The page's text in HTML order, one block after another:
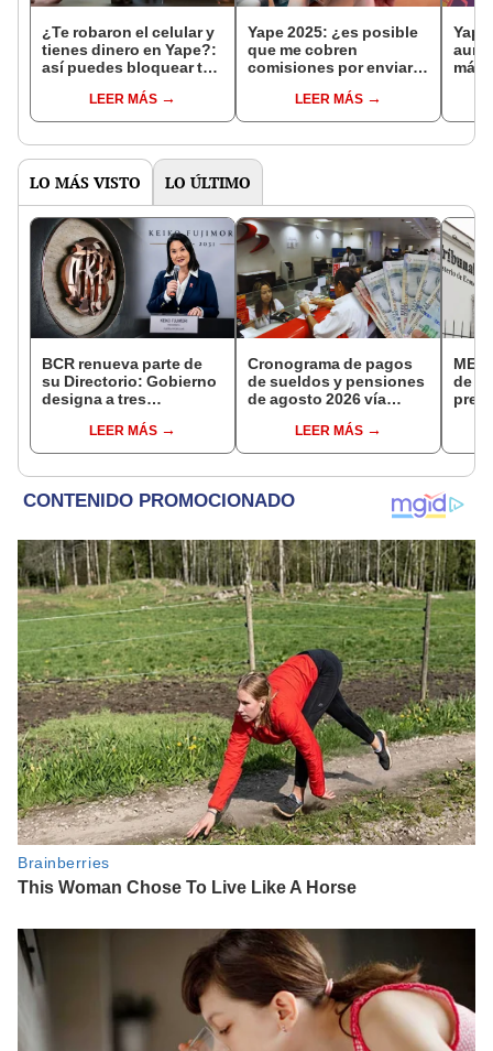
¿Te robaron el celular y
tienes dinero en Yape?:
así puedes bloquear tu
y segura con solo tu DNI
en Perú este 2025
LEER MÁS
Yape 2025: ¿es posible
que me cobren
comisiones por enviar o
Esto dice la app
LEER MÁS
LO MÁS VISTO LO ÚLTIMO
BCR renueva parte de
su Directorio: Gobierno
designa a tres
EjecutivoLEER MÁS
Cronograma de pagos
de sueldos y pensiones
de agosto 2026 vía
conoce las fechas de
depósito
LEER MÁS
MEF
de la